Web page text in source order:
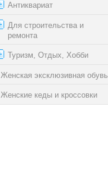
Антиквариат
Для строительства и
ремонта
Туризм, Отдых, Хобби
Женская эксклюзивная обувь
Женские кеды и кроссовки